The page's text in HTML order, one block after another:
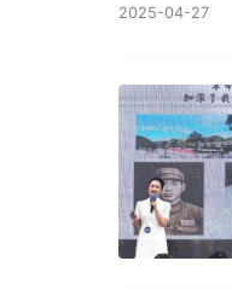
2025-04-27